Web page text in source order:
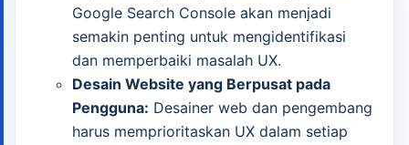
Google Search Console akan menjadi
semakin penting untuk mengidentifikasi
dan memperbaiki masalah UX.
Desain Website yang Berpusat pada
Pengguna: Desainer web dan pengembang
harus memprioritaskan UX dalam setiap